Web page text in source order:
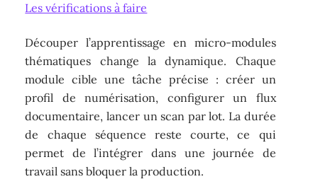
Les vérifications à faire
Découper l’apprentissage en micro-modules
thématiques change la dynamique. Chaque
module cible une tâche précise : créer un
profil de numérisation, configurer un flux
documentaire, lancer un scan par lot. La durée
de chaque séquence reste courte, ce qui
permet de l’intégrer dans une journée de
travail sans bloquer la production.